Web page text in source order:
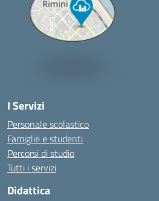
I Servizi
Personale scolastico
Famiglie e studenti
Percorsi di studio
Tutti i servizi
Didattica